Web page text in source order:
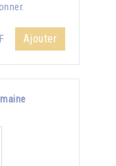
Ajouter